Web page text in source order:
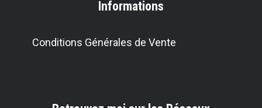
Informations
Conditions Générales de Vente